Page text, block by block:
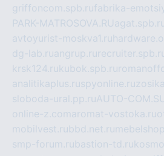
griffoncom.spb.rufabrika-
PARK-MATROSOVA.RU
avtoyurist-moskva1.ru
dg-lab.ruangrup.ru
krsk124.rukubok.spb.ru
analitikaplus.ruspyonline.ru
sloboda-ural.pp.ruAUTO-
online-z.comaromat-vostoka.ru
mobilvest.rubbd.net.ru
smp-forum.rubastion-td.ru